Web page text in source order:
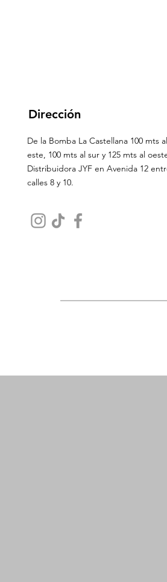
Dirección
De la Bomba La Castellana 100 mts al
este, 100 mts al sur y 125 mts al
Distribuidora JYF en Avenida 12
calles 8 y 10.